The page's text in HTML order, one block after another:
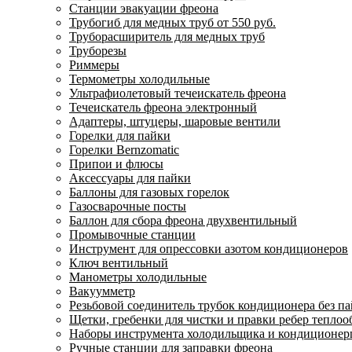
Станции эвакуации фреона
Трубогиб для медных труб от 550 руб.
Труборасширитель для медных труб
Труборезы
Риммеры
Термометры холодильные
Ультрафиолетовый течеискатель фреона
Течеискатель фреона электронный
Адаптеры, штуцеры, шаровые вентили
Горелки для пайки
Горелки Bernzomatic
Припои и флюсы
Аксессуары для пайки
Баллоны для газовых горелок
Газосварочные посты
Баллон для сбора фреона двухвентильный
Промывочные станции
Инструмент для опрессовки азотом кондиционеров
Ключ вентильный
Манометры холодильные
Вакуумметр
Резьбовой соединитель трубок кондиционера без
Щетки, гребенки для чистки и правки ребер
Наборы инструмента холодильщика и
Ручные станции для заправки фреона